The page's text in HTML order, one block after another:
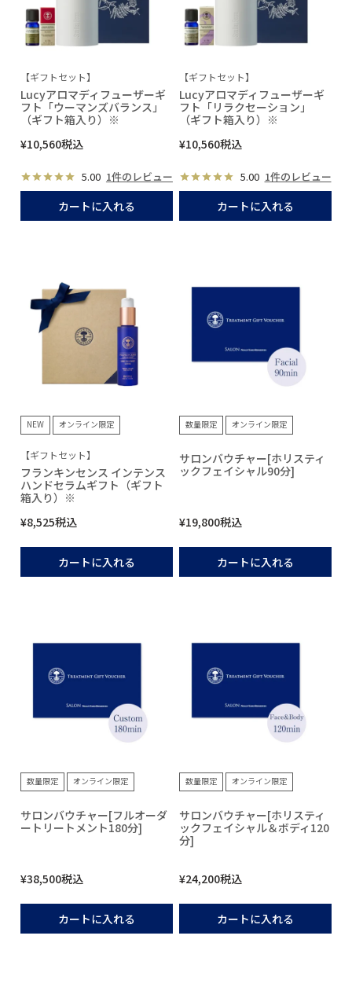
【ギフトセット】
Lucyアロマディフューザーギ
フト「ウーマンズバランス」
（ギフト箱入り）※
¥10,560税込
5.00 1件のレビュー
カートに入れる
【ギフトセット】
Lucyアロマディフューザーギ
フト「リラクセーション」
（ギフト箱入り）※
¥10,560税込
5.00 1件のレビュー
カートに入れる
NEW オンライン限定
【ギフトセット】
フランキンセンス インテンス
ハンドセラムギフト（ギフト
箱入り）※
¥8,525税込
カートに入れる
数量限定 オンライン限定
サロンバウチャー[ホリスティ
ックフェイシャル90分]
¥19,800税込
カートに入れる
数量限定 オンライン限定
サロンバウチャー[フルオーダ
ートリートメント180分]
¥38,500税込
カートに入れる
数量限定 オンライン限定
サロンバウチャー[ホリスティ
ックフェイシャル＆ボディ120
分]
¥24,200税込
カートに入れる